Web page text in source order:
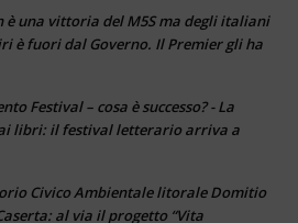
è una vittoria del M5S ma degli italiani
è fuori dal Governo. Il Premier gli ha
Festival – cosa è successo? - La
libri: il festival letterario arriva a
Civico Ambientale litorale Domitio
al via il progetto “Vita